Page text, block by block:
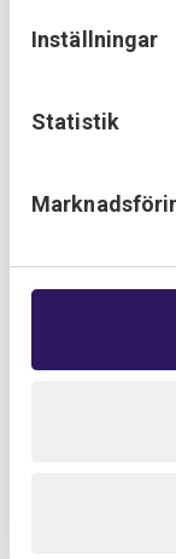
Inställningar
Statistik
Nu finns
25 september